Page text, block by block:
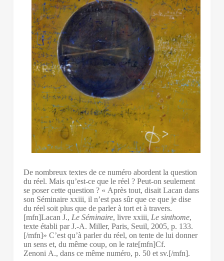
De nombreux textes de ce numéro abordent la question
du réel. Mais qu’est-ce que le réel ? Peut-on seulement
se poser cette question ? « Après tout, disait Lacan dans
son Séminaire xxiii, il n’est pas sûr que ce que je dise
du réel soit plus que de parler à tort et à travers.
[mfn]Lacan J., Le Séminaire, livre xxiii, Le sinthome,
texte établi par J.-A. Miller, Paris, Seuil, 2005, p. 133.
[/mfn]» C’est qu’à parler du réel, on tente de lui donner
un sens et, du même coup, on le rate[mfn]Cf.
Zenoni A., dans ce même numéro, p. 50 et sv.[/mfn].